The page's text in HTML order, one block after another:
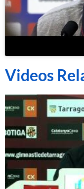
Videos